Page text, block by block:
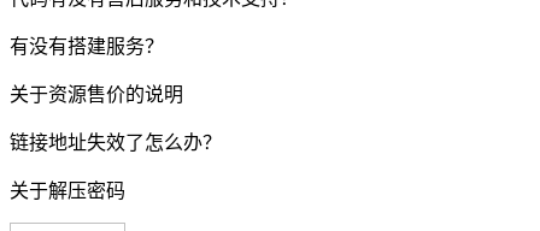
有没有搭建服务？
关于资源售价的说明
链接地址失效了怎么办？
关于解压密码